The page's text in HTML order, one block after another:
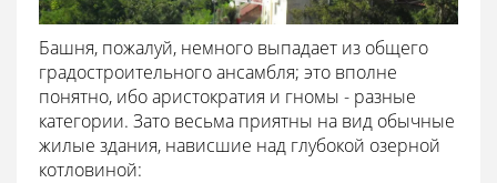
Башня, пожалуй, немного выпадает из общего
градостроительного ансамбля; это вполне
понятно, ибо аристократия и гномы - разные
категории. Зато весьма приятны на вид обычные
жилые здания, нависшие над глубокой озерной
котловиной: